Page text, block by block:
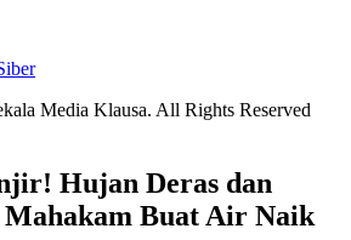
Media Klausa. All Rights Reserved
Hujan Deras dan
Mahakam Buat Air Naik